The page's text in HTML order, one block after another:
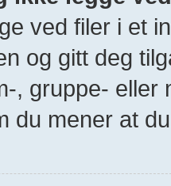
ved filer i et
og gitt deg
, gruppe- eller
du mener at